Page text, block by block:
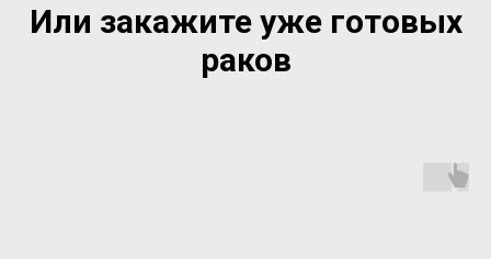
Или закажите уже готовых
раков